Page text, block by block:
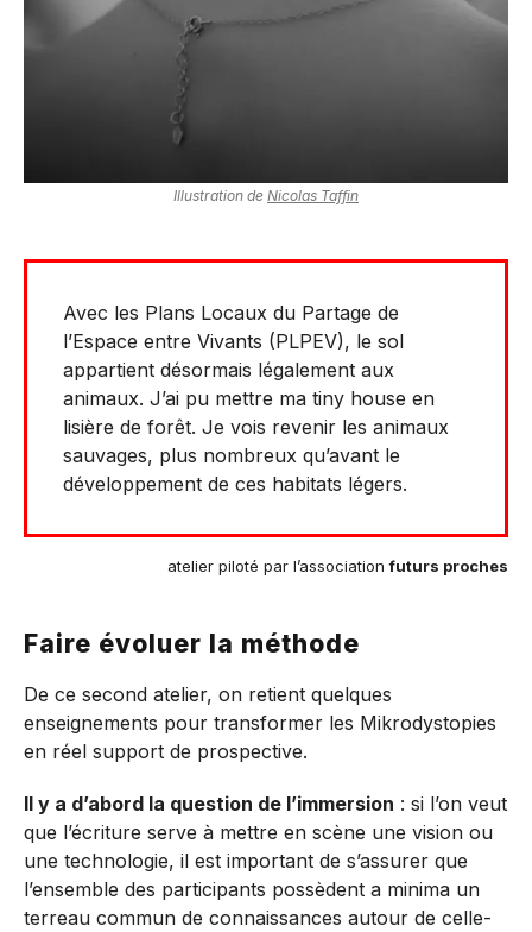
Illustration de Nicolas Taffin
Avec les Plans Locaux du Partage de
l’Espace entre Vivants (PLPEV), le sol
appartient désormais légalement aux
animaux. J’ai pu mettre ma tiny house en
lisière de forêt. Je vois revenir les animaux
sauvages, plus nombreux qu’avant le
développement de ces habitats légers.
atelier piloté par l’associationfuturs proches
Faire évoluer la méthode
De ce second atelier, on retient quelques
enseignements pour transformer les Mikrodystopies
en réel support de prospective.
Il y a d’abord la question de l’immersion : si l’on veut
que l’écriture serve à mettre en scène une vision ou
une technologie, il est important de s’assurer que
l’ensemble des participants possèdent a minima un
terreau commun de connaissances autour de celle-